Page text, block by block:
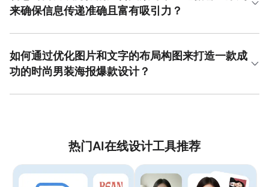
也能通过拖拽式和一键美化功能，便捷地制作出具有专业水
点。另一种方案是采用邻近色搭配，如深蓝与浅蓝、卡其与
橄榄绿的组合，营造和谐高级的质感。对于运动休闲类男
果。在具体的时尚男装海报爆款设计中，色彩不仅用于背
景，还应贯穿于文字、按钮等关键行动号召元素上，引导用
户视线流向购买入口。通过系统性地应用这些色彩心理学原
理，可以显著增强海报的吸引力和商业效果。
来确保信息传递准确且富有吸引力？
闷热”比泛泛而谈更有效。其次，突出卖点，无论是科技面
料、独家设计还是促销价格，都应成为文案核心。第三，营
造场景感与情感共鸣，通过如“商务休闲，从容应对多种场合”
“立即选购”或“探索新品”。在时尚男装海报爆款设计中，文案
如何通过优化图片和文字的布局构图来打造一款成
功的时尚男装海报爆款设计？
时尚男装海报爆款设计，可以尝试突破性的构图，如对角线
个元素的位置都应经过精心考量，形成清晰的视觉流线，引
导观众从品牌标识自然过渡到产品卖点，最终抵达行动号召
热门AI在线设计工具推荐